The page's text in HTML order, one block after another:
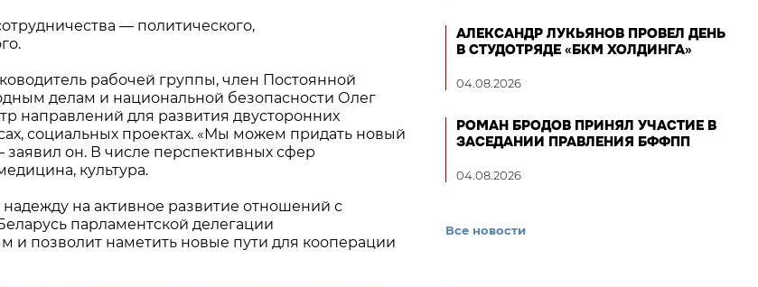
— политического,
рабочей группы, член Постоянной
делам и национальной безопасности Олег
направлений для развития двусторонних
социальных проектах. «Мы можем придать новый
заявил он. В числе перспективных сфер
культура.
на активное развитие отношений с
парламентской делегации
и позволит наметить новые пути для кооперации
АЛЕКСАНДР ЛУКЬЯНОВ ПРОВЕЛ ДЕНЬ
В СТУДОТРЯДЕ «БКМ ХОЛДИНГА»
04.08.2026
РОМАН БРОДОВ ПРИНЯЛ УЧАСТИЕ В
ЗАСЕДАНИИ ПРАВЛЕНИЯ БФФПП
04.08.2026
Все новости